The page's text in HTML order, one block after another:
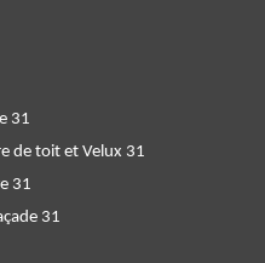
31
de toit et Velux 31
31
31